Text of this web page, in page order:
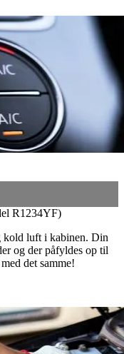
R1234YF)
kold luft i kabinen. Din
og der påfyldes op til
det samme!